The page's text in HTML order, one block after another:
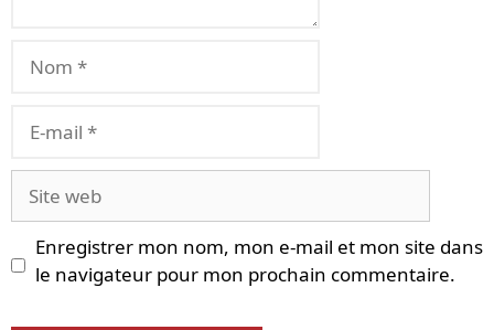
mail
web
Enregistrer mon nom, mon e-mail et mon site dans
le navigateur pour mon prochain commentaire.